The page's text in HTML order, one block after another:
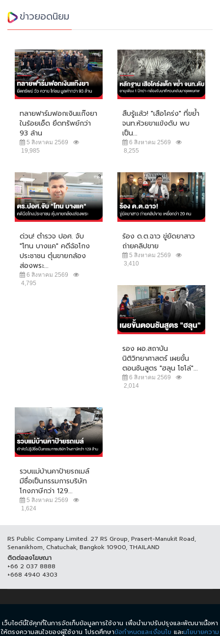
ข่าวยอดนิยม
ทลายฟาร์มฟอกเงินแก๊งยา
ในร้อยเอ็ด ยึดทรัพย์กว่า
93 ล้าน
5 สิงหาคม 2569
19,985
สืบรู้แล้ว! "เสือโคร่ง" ที่ขย้ำ
จนท.ห้วยขาแข้งดับ พบ
เป็น...
6 สิงหาคม 2569
8,255
ด่วน! ตำรวจ ปอศ. จับ
"โทน บางแค" คดีฉ้อโกง
ประชาชน ตุ๋นขายกล้อง
ส่องพระ...
6 สิงหาคม 2569
4,795
ร้อง ด.ต.ฉาว ขู่ยัดยาสาว
ถ่ายคลิปขาย
5 สิงหาคม 2569
3,410
รอง ผอ.สถาบัน
นิติวิทยาศาสตร์ เผยขั้น
ตอนชันสูตร "ฮลุน โซโล่"...
6 สิงหาคม 2569
2,014
รวบแม่บ้านคาป้ายรถเมล์
มีชื่อเป็นกรรมการบริษัท
โกงภาษีกว่า 129...
5 สิงหาคม 2569
1,624
RS Public Company Limited. 27 RS Group, Prasert-Manukit Road,
Senanikhom, Chatuchak, Bangkok 10900, THAILAND
ติดต่อลงโฆษณา
+66 2 037 8888
+668 4940 4303
© COPYRIGHT 2017 THAICH8.COM, ALL RIGHT RESERVED.
ข้อกำหนดและเงื่อนไข นโยบายความเป็นส่วนตัว
เว็บไซต์นี้ใช้คุกกี้ในการจัดเก็บข้อมูลการใช้งาน เพื่อนำมาปรับปรุงและพัฒนาเนื้อหา
ให้ตรงความสนใจของผู้ใช้งาน โปรดศึกษาข้อกำหนดและเงื่อนไข และนโยบายความ